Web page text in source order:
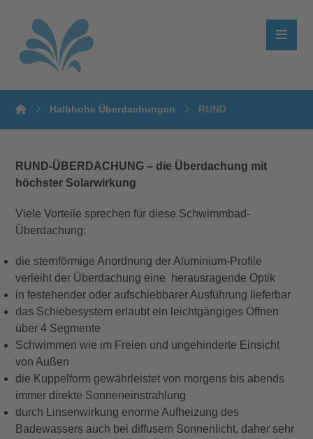
Halbhohe Überdachungen RUND
RUND-ÜBERDACHUNG – die Überdachung mit
höchster Solarwirkung
Viele Vorteile sprechen für diese Schwimmbad-
Überdachung:
die sternförmige Anordnung der Aluminium-Profile
verleiht der Überdachung eine herausragende Optik
in festehender oder aufschiebbarer Ausführung lieferbar
das Schiebesystem erlaubt ein leichtgängiges Öffnen
über 4 Segmente
Schwimmen wie im Freien und ungehinderte Einsicht
von Außen
die Kuppelform gewährleistet von morgens bis abends
immer direkte Sonneneinstrahlung
durch Linsenwirkung enorme Aufheizung des
Badewassers auch bei diffusem Sonnenlicht, daher sehr